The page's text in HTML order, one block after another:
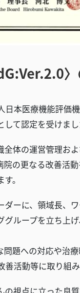
〉
本医療機能評価
て認定を受けまし
体の運営管理お
の更なる改善活
。
ーに、領域長、
ループを立ち上
題への対応や治
活動等に取り組み